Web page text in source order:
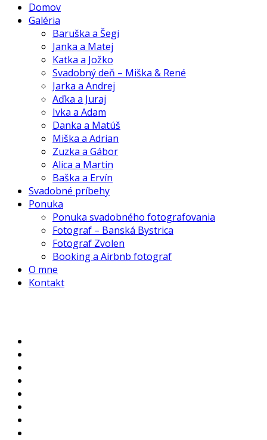
Domov
Galéria
Baruška a Šegi
Janka a Matej
Katka a Jožko
Svadobný deň – Miška & René
Jarka a Andrej
Aďka a Juraj
Ivka a Adam
Danka a Matúš
Miška a Adrian
Zuzka a Gábor
Alica a Martin
Baška a Ervín
Svadobné príbehy
Ponuka
Ponuka svadobného fotografovania
Fotograf – Banská Bystrica
Fotograf Zvolen
Booking a Airbnb fotograf
O mne
Kontakt